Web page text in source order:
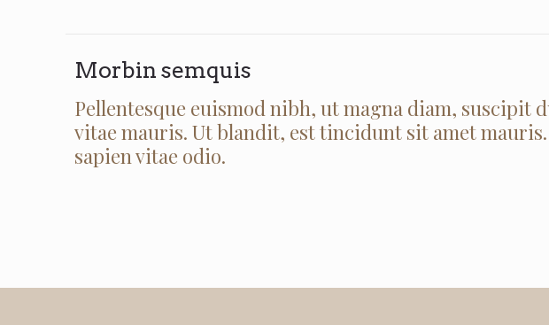
Morbin semquis
Pellentesque euismod nibh, ut magna diam, suscipit
vitae mauris. Ut blandit, est tincidunt sit amet
sapien vitae odio.